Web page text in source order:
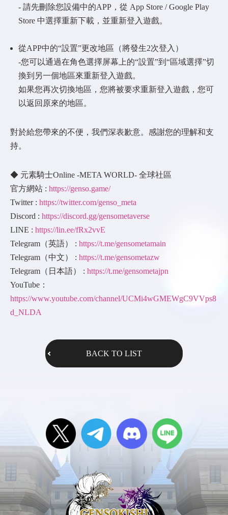
- 請先刪除您設備中的APP，從 App Store / Google Play
Store 中選擇重新下載，並重新登入遊戲。
從APP中的“設置”更改地區（將發生2次登入）
-您可以通過在角色選擇屏幕上的“設置”到“區域選擇”切
換到另一個地區來重新登入遊戲。
如果您再次切換地區，您將被要求重新登入遊戲，您可
以返回原來的地區。
對於給您帶來的不便，我們深表歉意。感謝您的理解和支
持。
◆ 元素騎士Online -META WORLD- 全球社區
官方網站 : https://genso.game/
Twitter : https://twitter.com/genso_meta
Discord : https://discord.gg/gensometaverse
LINE : https://lin.ee/fRx2vvE
Telegram（英語） : https://t.me/gensometamain
Telegram（中文） : https://t.me/gensometazw
Telegram（日本語） : https://t.me/gensometajpn
YouTube：
https://www.youtube.com/channel/UCMi4wGMEWgC9VVps8
d_NLDA
BACK TO LIST